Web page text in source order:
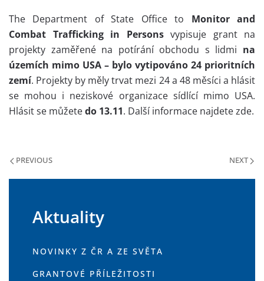
The Department of State Office to Monitor and
Combat Trafficking in Personsvypisuje grant na
projekty zaměřené na potírání obchodu s lidmi na
územích mimo USA – bylo vytipováno 24 prioritních
zemí. Projekty by měly trvat mezi 24 a 48 měsíci a hlásit
se mohou i neziskové organizace sídlící mimo USA.
Hlásit se můžetedo 13.11. Další informace najdete zde.
PREVIOUS NEXT
Aktuality
NOVINKY Z ČR A ZE SVĚTA
GRANTOVÉ PŘÍLEŽITOSTI